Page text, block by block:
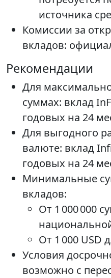
источника
Комиссии за
вкладов:
Рекомендации
Для
суммах: вклад
годовых на 24
Для выгодного
валюте: вклад
годовых на 24
Минимальные
вкладов:
От 1 000 000
От 1 000 USD
Условия
возможно с